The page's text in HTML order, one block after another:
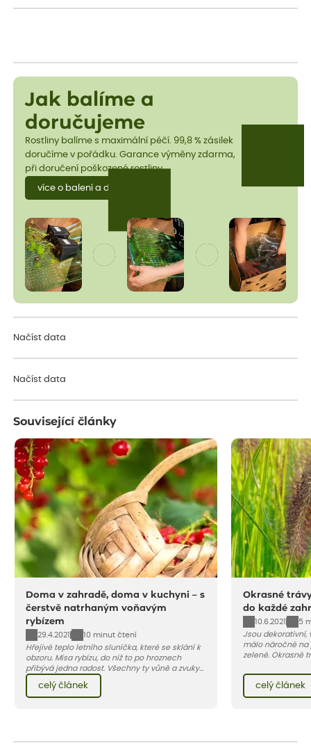
Jak balíme a
doručujeme
Rostliny balíme s maximální péčí. 99,8 % zásilek
doručíme v pořádku. Garance výměny zdarma,
při doručení poškozené rostliny.
více o balení a dopravě
Načíst data
Načíst data
Související články
Doma v zahradě, doma v kuchyni – s
čerstvě natrhaným voňavým
rybízem
29.4.2021
10 minut čtení
Hřejivé teplo letního sluníčka, které se sklání k
obzoru. Mísa rybízu, do níž to po hroznech
přibývá jedna radost. Všechny ty vůně a zvuky
červencové zahrady. Sklizeň rybízu do kuchyně
vnese neuvěřitelný klid a radost. A taky trochu
bezstarostnosti dětství při mlsání babiččina
celý článek
Okrasné
do každé
10.6.2021
5
Jsou dekorativní,
málo náročné na
zelené. Okrasné
jedna z
celý článek